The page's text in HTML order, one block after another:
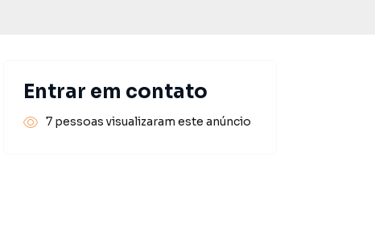
Entrar em contato
7 pessoas visualizaram este anúncio